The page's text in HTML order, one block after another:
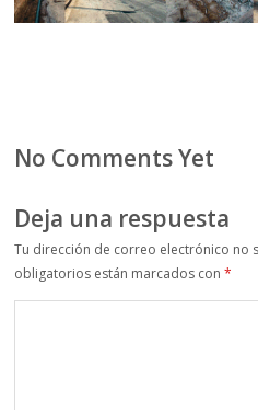
No Comments Yet
Deja una respuesta
Tu dirección de correo electrónico no
obligatorios están marcados con*